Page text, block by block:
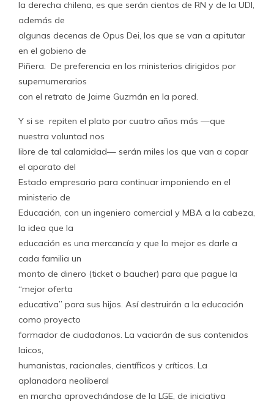
la derecha chilena, es que serán cientos de RN y de la UDI,
además de
algunas decenas de Opus Dei, los que se van a apitutar
en el gobieno de
Piñera. De preferencia en los ministerios dirigidos por
supernumerarios
con el retrato de Jaime Guzmán en la pared.
Y si se repiten el plato por cuatro años más —que
nuestra voluntad nos
libre de tal calamidad— serán miles los que van a copar
el aparato del
Estado empresario para continuar imponiendo en el
ministerio de
Educación, con un ingeniero comercial y MBA a la cabeza,
la idea que la
educación es una mercancía y que lo mejor es darle a
cada familia un
monto de dinero (ticket o baucher) para que pague la
“mejor oferta
educativa” para sus hijos. Así destruirán a la educación
como proyecto
formador de ciudadanos. La vaciarán de sus contenidos
laicos,
humanistas, racionales, científicos y críticos. La
aplanadora neoliberal
en marcha aprovechándose de la LGE, de iniciativa